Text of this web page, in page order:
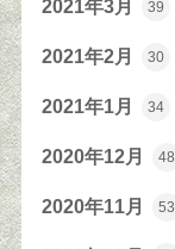
2021年3月 39
2021年2月 30
2021年1月 34
2020年12月 48
2020年11月 53